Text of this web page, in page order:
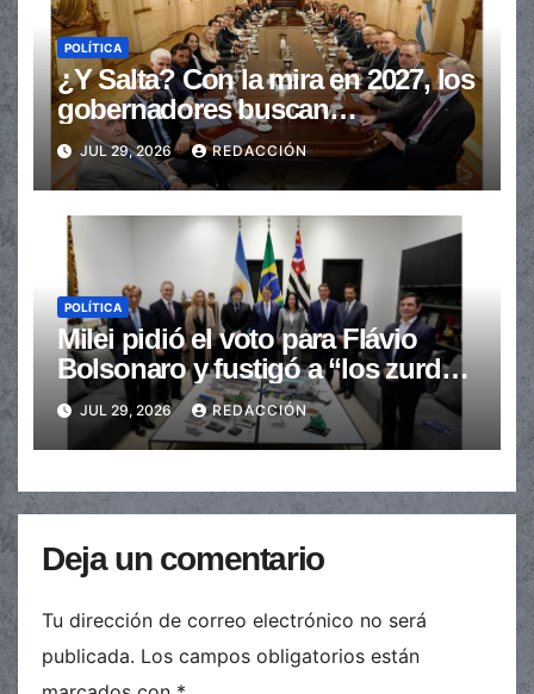
POLÍTICA
¿Y Salta? Con la mira en 2027, los
gobernadores buscan
provincializar la elección
JUL 29, 2026 REDACCIÓN
POLÍTICA
Milei pidió el voto para Flávio
Bolsonaro y fustigó a “los zurdos
de mierda”
JUL 29, 2026 REDACCIÓN
Deja un comentario
Tu dirección de correo electrónico no será
publicada. Los campos obligatorios están